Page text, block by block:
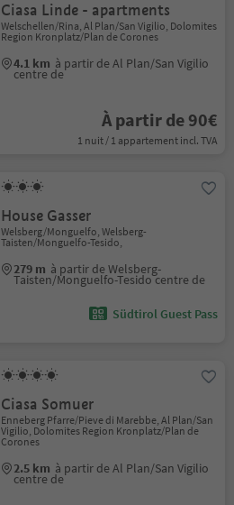
Ciasa Linde - apartments
Welschellen/Rina, Al Plan/San Vigilio, Dolomites
Region Kronplatz/Plan de Corones
4.1 km à partir de Al Plan/San Vigilio
centre de
À partir de 90€
1 nuit / 1 appartement incl. TVA
House Gasser
Welsberg/Monguelfo, Welsberg-
Taisten/Monguelfo-Tesido,
279 m à partir de Welsberg-
Taisten/Monguelfo-Tesido centre de
Südtirol Guest Pass
Ciasa Somuer
Enneberg Pfarre/Pieve di Marebbe, Al Plan/San
Vigilio, Dolomites Region Kronplatz/Plan de
Corones
2.5 km à partir de Al Plan/San Vigilio
centre de